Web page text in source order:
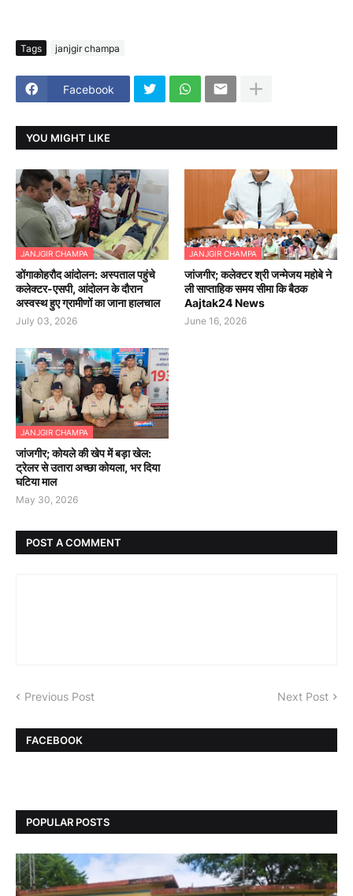
Tags janjgir champa
Facebook
YOU MIGHT LIKE
JANJGIR CHAMPA
डोंगाकोहरौद आंदोलन: अस्पताल पहुंचे
कलेक्टर-एसपी, आंदोलन के दौरान
अस्वस्थ हुए ग्रामीणों का जाना हालचाल
July 03, 2026
JANJGIR CHAMPA
जांजगीर; कलेक्टर श्री जन्मेजय महोबे ने
ली साप्ताहिक समय सीमा कि बैठक
Aajtak24 News
June 16, 2026
JANJGIR CHAMPA
जांजगीर; कोयले की खेप में बड़ा खेल:
ट्रेलर से उतारा अच्छा कोयला, भर दिया
घटिया माल
May 30, 2026
POST A COMMENT
Previous Post Next Post
FACEBOOK
POPULAR POSTS